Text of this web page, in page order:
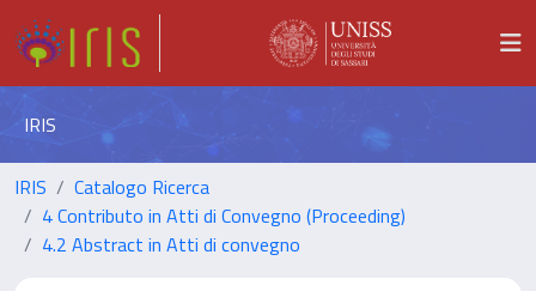
IRIS
IRIS
Catalogo Ricerca
4 Contributo in Atti di Convegno (Proceeding)
4.2 Abstract in Atti di convegno